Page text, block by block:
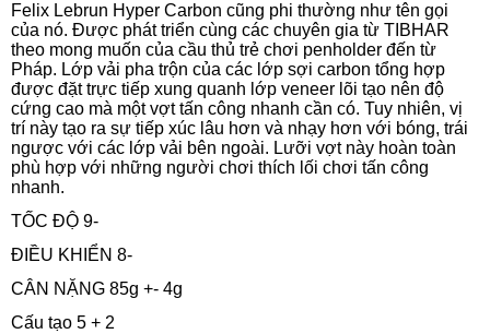
Felix Lebrun Hyper Carbon cũng phi thường như tên gọi
của nó. Được phát triển cùng các chuyên gia từ TIBHAR
theo mong muốn của cầu thủ trẻ chơi penholder đến từ
Pháp. Lớp vải pha trộn của các lớp sợi carbon tổng hợp
được đặt trực tiếp xung quanh lớp veneer lõi tạo nên độ
cứng cao mà một vợt tấn công nhanh cần có. Tuy nhiên, vị
trí này tạo ra sự tiếp xúc lâu hơn và nhạy hơn với bóng, trái
ngược với các lớp vải bên ngoài. Lưỡi vợt này hoàn toàn
phù hợp với những người chơi thích lối chơi tấn công
nhanh.
TỐC ĐỘ 9-
ĐIỀU KHIỂN 8-
CÂN NẶNG 85g +- 4g
Cấu tạo 5 + 2